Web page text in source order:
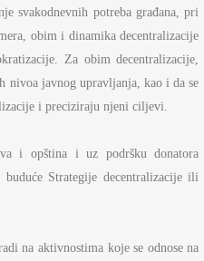
svakodnevnih potreba građana, pri
obim i dinamika decentralizacije
Za obim decentralizacije,
nivoa javnog upravljanja, kao i da se
i preciziraju njeni ciljevi.
i opština i uz podršku donatora
Strategije decentralizacije ili
na aktivnostima koje se odnose na